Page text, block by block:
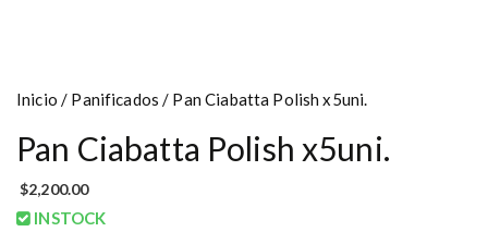
Inicio / Panificados / Pan Ciabatta Polish x5uni.
Pan Ciabatta Polish x5uni.
$2,200.00
INSTOCK